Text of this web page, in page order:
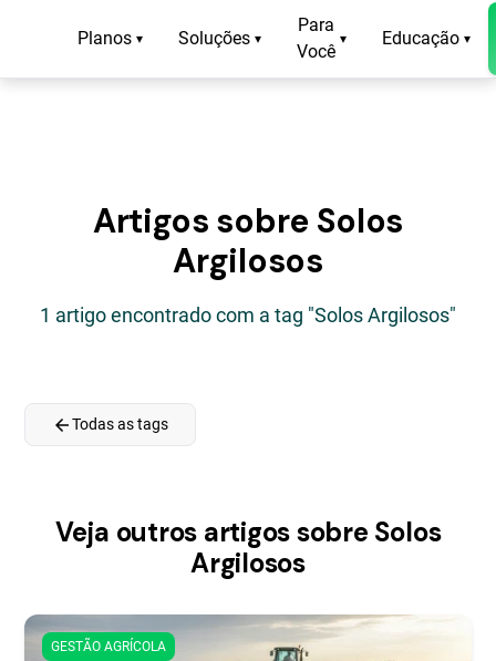
Planos ▾ Soluções ▾
Para
Você
▾ Educação ▾
Artigos sobre Solos
Argilosos
1 artigo encontrado com a tag "Solos Argilosos"
arrow_backTodas as tags
Veja outros artigos sobre Solos
Argilosos
GESTÃO AGRÍCOLA